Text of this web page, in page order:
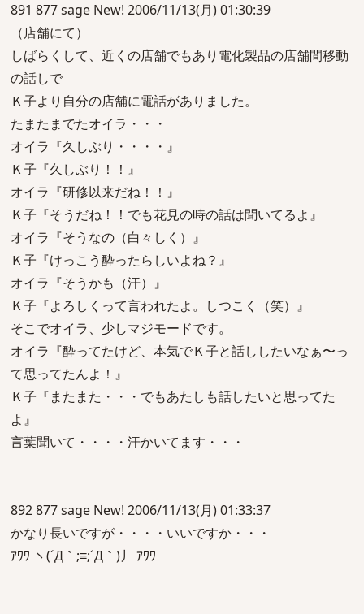
891 877 sage New! 2006/11/13(月) 01:30:39
（店舗にて）
しばらくして、近くの店舗でもあり電化製品の店舗間移動
の話しで
Ｋ子より自分の店舗に電話がありました。
たまたまでたオイラ・・・
オイラ『久しぶり・・・・』
Ｋ子『久しぶり！！』
オイラ『研修以来だね！！』
Ｋ子『そうだね！！でも花見の時の話は聞いてるよ』
オイラ『そうなの（白々しく）』
Ｋ子『けっこう酔ったらしいよね？』
オイラ『そうかも（汗）』
Ｋ子『よろしくって言われたよ。しつこく（笑）』
そこでオイラ、少しマジモードです。
オイラ『酔ってたけど、本気でＫ子と話ししたいなぁ〜っ
て思ってたんよ！』
Ｋ子『またまた・・・でもあたしも話したいと思ってた
よ』
言葉聞いて・・・・汗かいてます・・・
892 877 sage New! 2006/11/13(月) 01:33:37
かなり長いですが・・・・いいですか・・・
ｱﾜﾜ ヽ(´Д｀;≡;´Д｀)丿 ｱﾜﾜ